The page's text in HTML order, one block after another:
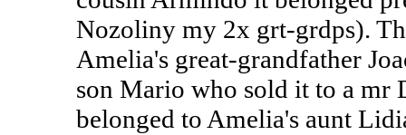
Nozoliny my 2x grt-grdps).
Amelia's great-grandfather
son Mario who sold it to a mr
belonged to Amelia's aunt